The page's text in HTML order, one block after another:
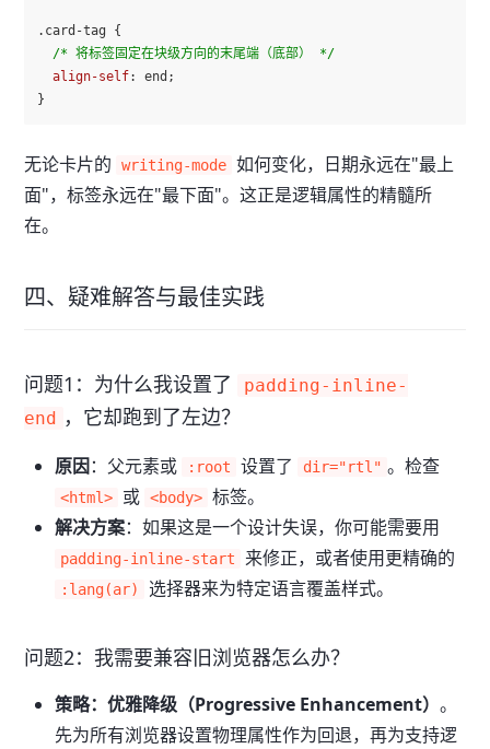
.card-tag {
/* 将标签固定在块级方向的末尾端（底部） */
align-self: end;
无论卡片的 writing-mode 如何变化，日期永远在"最上
面"，标签永远在"最下面"。这正是逻辑属性的精髓所
在。
四、疑难解答与最佳实践
问题1：为什么我设置了
padding-inline-
end ，它却跑到了左边？
原因：父元素或 :root 设置了 dir="rtl" 。检查
<html> 或 <body> 标签。
解决方案：如果这是一个设计失误，你可能需要用
padding-inline-start 来修正，或者使用更精确的
:lang(ar) 选择器来为特定语言覆盖样式。
问题2：我需要兼容旧浏览器怎么办？
策略：优雅降级（Progressive Enhancement）。
先为所有浏览器设置物理属性作为回退，再为支持逻